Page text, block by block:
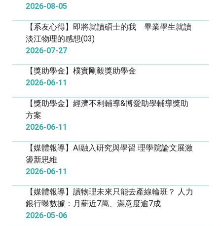
2026-08-05
【系友心得】即將就讀碩士的我 畢業學生就讀
淡江物理的感想(03)
2026-07-27
【獎助學金】樸實剛毅獎助學金
2026-06-11
【獎助學金】經濟不利輔導&博愛助學輔導獎助
方案
2026-06-11
【媒體報導】AI融入研究與學習 理學院論文展激
盪新思維
2026-06-11
【媒體報導】讀物理未來只能去產線輪班？ 人力
銀行曝數據：月薪近7萬、滿意度逾7成
2026-05-06